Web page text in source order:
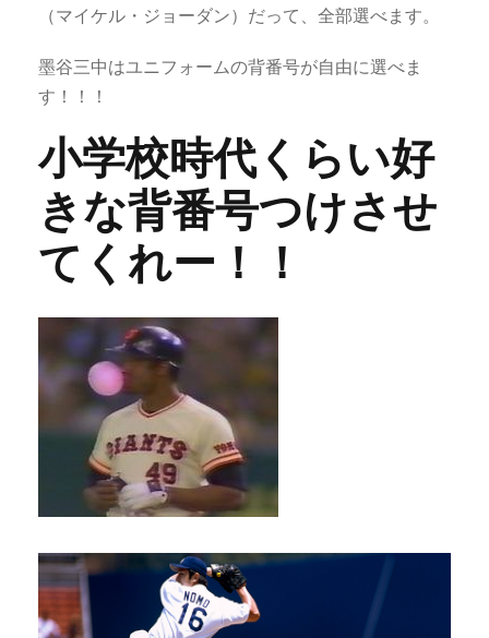
（マイケル・ジョーダン）だって、全部選べます。
墨谷三中はユニフォームの背番号が自由に選べま
す！！！
小学校時代くらい好
きな背番号つけさせ
てくれー！！